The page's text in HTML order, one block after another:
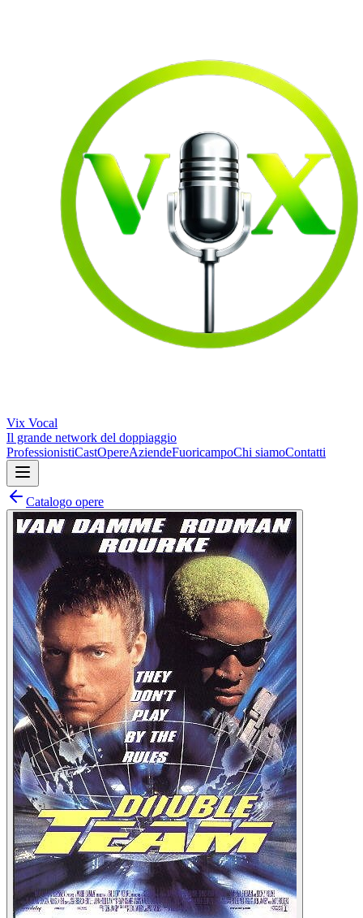
Vix Vocal
Il grande network del doppiaggio
ProfessionistiCastOpereAziendeFuoricampoChi siamoContatti
Catalogo opere